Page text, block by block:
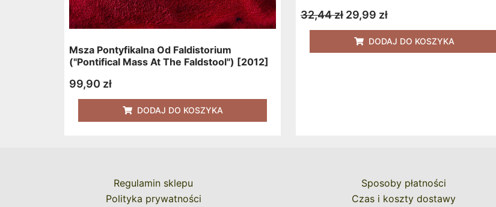
Msza Pontyfikalna Od Faldistorium
("Pontifical Mass At The Faldstool") [2012]
99,90 zł
DODAJ DO KOSZYKA
Watykańskiego" [2005]
32,44zł 29,99 zł
DODAJ DO KOSZYKA
Regulamin sklepu
Polityka prywatności
Sposoby płatności
Czas i koszty dostawy